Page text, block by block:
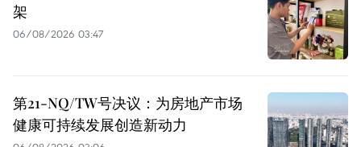
架
06/08/2026 03:47
第21-NQ/TW号决议：为房地产市场
健康可持续发展创造新动力